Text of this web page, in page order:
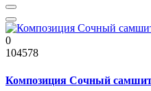
0
104578
Композиция Сочный